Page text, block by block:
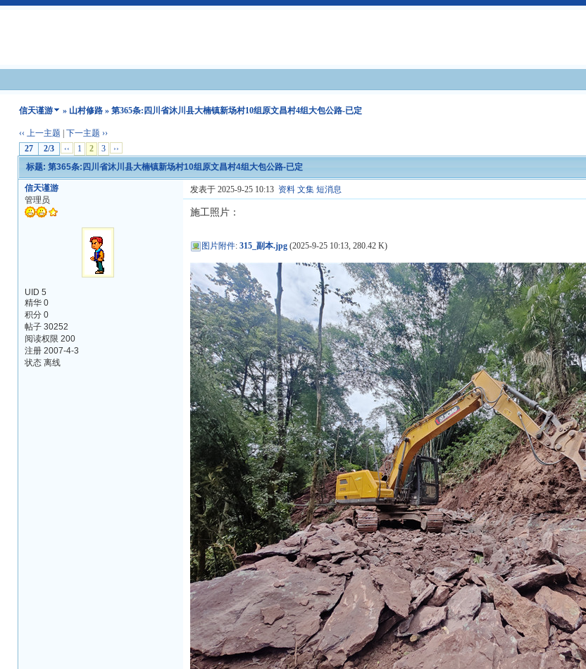
信天谨游 » 山村修路» 第365条:四川省沐川县大楠镇新场村10组原文昌村4组大包公路-已定
‹‹ 上一主题
下一主题 ››
27
2/3 ‹‹ 1 2 3 ››
标题: 第365条:四川省沐川县大楠镇新场村10组原文昌村4组大包公路-已定
信天谨游
管理员
UID 5
精华 0
积分 0
帖子 30252
阅读权限 200
注册 2007-4-3
状态 离线
发表于 2025-9-25 10:13 资料 文集 短消息
施工照片：
图片附件: 315_副本.jpg(2025-9-25 10:13, 280.42 K)